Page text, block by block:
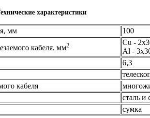
характеристики
мм
100
кабеля, мм2
Cu -
Al -
6,3
кабеля
сталь и
сумка